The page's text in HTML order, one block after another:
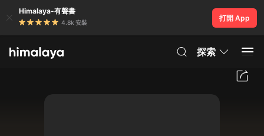
Himalaya-有聲書
4.8k 安裝
打開 App
探索